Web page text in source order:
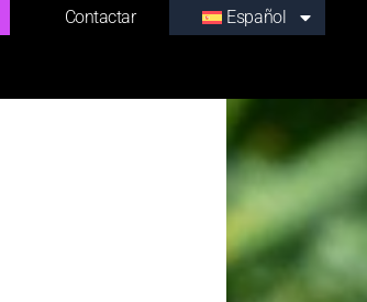
Contactar Español